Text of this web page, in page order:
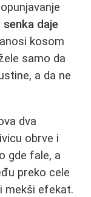
senka daje
kosom
samo da
a da ne
dva
obrve i
gde fale, a
preko cele
mekši efekat.